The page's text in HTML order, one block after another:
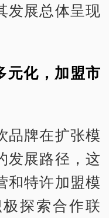
发展总体呈现
元化，加盟市
牌在扩张模
发展路径，这
和特许加盟模
探索合作联